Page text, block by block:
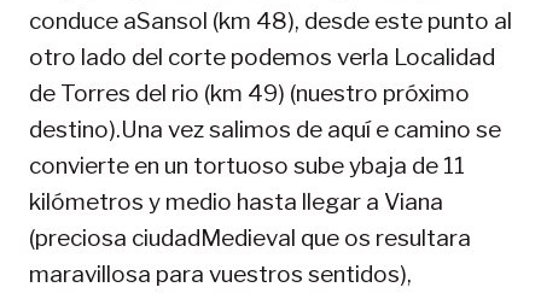
conduce aSansol (km 48), desde este punto al
otro lado del corte podemos verla Localidad
de Torres del rio (km 49) (nuestro próximo
destino).Una vez salimos de aquí e camino se
convierte en un tortuoso sube ybaja de 11
kilómetros y medio hasta llegar a Viana
(preciosa ciudadMedieval que os resultara
maravillosa para vuestros sentidos),